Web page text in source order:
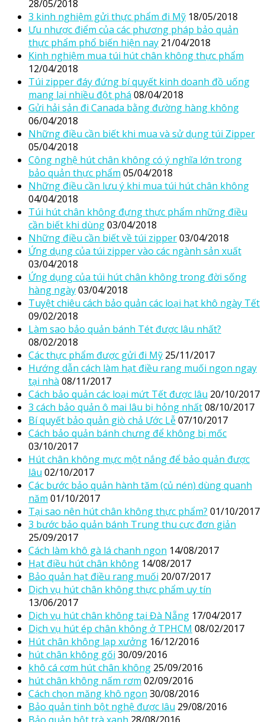
28/05/2018
3 kinh nghiệm gửi thực phẩm đi Mỹ 18/05/2018
Ưu nhược điểm của các phương pháp bảo quản
thực phẩm phổ biến hiện nay 21/04/2018
Kinh nghiệm mua túi hút chân không thực phẩm
12/04/2018
Túi zipper đáy đứng bí quyết kinh doanh đồ uống
mang lại nhiều đột phá 08/04/2018
Gửi hải sản đi Canada bằng đường hàng không
06/04/2018
Những điều cần biết khi mua và sử dụng túi Zipper
05/04/2018
Công nghệ hút chân không có ý nghĩa lớn trong
bảo quản thực phẩm 05/04/2018
Những điều cần lưu ý khi mua túi hút chân không
04/04/2018
Túi hút chân không đựng thực phẩm những điều
cần biết khi dùng03/04/2018
Những điều cần biết về túi zipper03/04/2018
Ứng dụng của túi zipper vào các ngành sản xuất
03/04/2018
Ứng dụng của túi hút chân không trong đời sống
hàng ngày03/04/2018
Tuyệt chiêu cách bảo quản các loại hạt khô ngày Tết
09/02/2018
Làm sao bảo quản bánh Tét được lâu nhất?
08/02/2018
Các thực phẩm được gửi đi Mỹ 25/11/2017
Hướng dẫn cách làm hạt điều rang muối ngon ngay
tại nhà 08/11/2017
Cách bảo quản các loại mứt Tết được lâu 20/10/2017
3 cách bảo quản ô mai lâu bị hỏng nhất08/10/2017
Bí quyết bảo quản giò chả Ước Lễ07/10/2017
Cách bảo quản bánh chưng để không bị mốc
03/10/2017
Hút chân không mực một nắng để bảo quản được
lâu 02/10/2017
Các bước bảo quản hành tăm (củ nén) dùng quanh
năm 01/10/2017
Tại sao nên hút chân không thực phẩm? 01/10/2017
3 bước bảo quản bánh Trung thu cực đơn giản
25/09/2017
Cách làm khô gà lá chanh ngon 14/08/2017
Hạt điều hút chân không 14/08/2017
Bảo quản hạt điều rang muối 20/07/2017
Dịch vụ hút chân không thực phẩm uy tín
13/06/2017
Dịch vụ hút chân không tại Đà Nẵng 17/04/2017
Dịch vụ hút ép chân không ở TPHCM 08/02/2017
Hút chân không lạp xưởng 16/12/2016
hút chân không gối 30/09/2016
khô cá cơm hút chân không 25/09/2016
hút chân không nấm rơm 02/09/2016
Cách chọn măng khô ngon 30/08/2016
Bảo quản tinh bột nghệ được lâu 29/08/2016